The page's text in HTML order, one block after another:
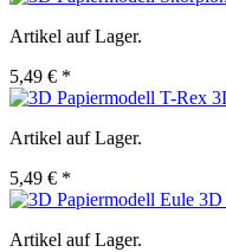
Artikel auf Lager.
5,49 € *
Artikel auf Lager.
5,49 € *
3D
Artikel auf Lager.